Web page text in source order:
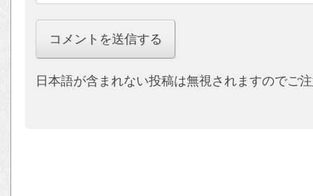
日本語が含まれない投稿は無視されますのでご